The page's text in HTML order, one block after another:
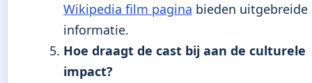
Wikipedia film pagina bieden uitgebreide
informatie.
Hoe draagt de cast bij aan de culturele
impact?